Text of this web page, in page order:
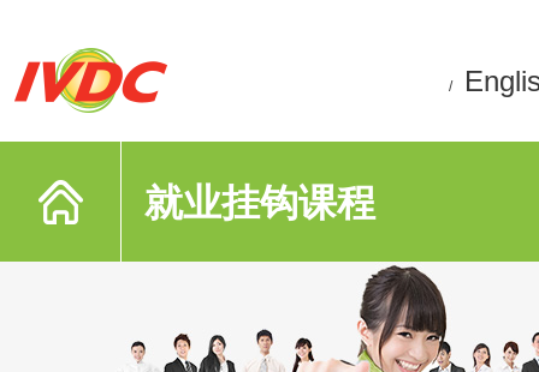
/
就业挂钩课程